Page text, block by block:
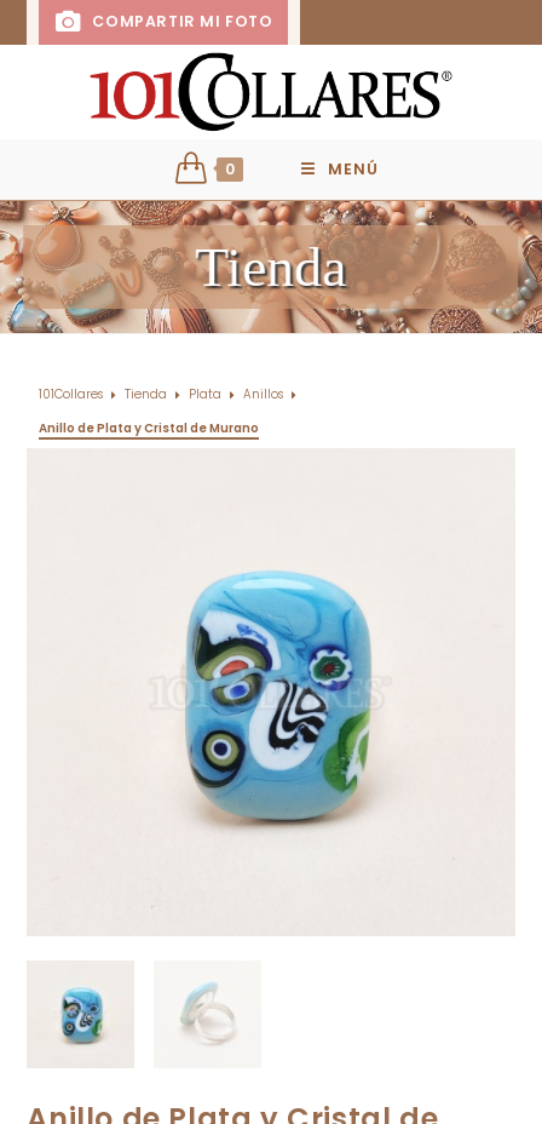
COMPARTIR MI FOTO
0 MENÚ
Tienda
101Collares Tienda Plata
Anillos
Anillo de Plata y Cristal de Murano